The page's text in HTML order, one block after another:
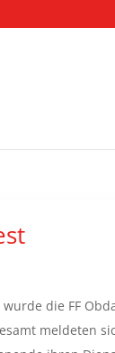
wurde die FF
meldeten